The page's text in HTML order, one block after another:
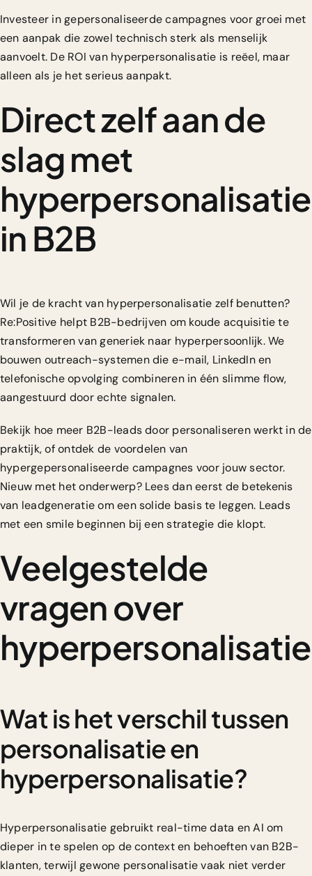
Investeer in gepersonaliseerde campagnes voor groei met
een aanpak die zowel technisch sterk als menselijk
aanvoelt. De ROI van hyperpersonalisatie is reëel, maar
alleen als je het serieus aanpakt.
Direct zelf aan de
slag met
hyperpersonalisatie
in B2B
Wil je de kracht van hyperpersonalisatie zelf benutten?
Re:Positive helpt B2B-bedrijven om koude acquisitie te
transformeren van generiek naar hyperpersoonlijk. We
bouwen outreach-systemen die e-mail, LinkedIn en
telefonische opvolging combineren in één slimme flow,
aangestuurd door echte signalen.
Bekijk hoe meer B2B-leads door personaliseren werkt in de
praktijk, of ontdek de voordelen van
hypergepersonaliseerde campagnes voor jouw sector.
Nieuw met het onderwerp? Lees dan eerst de betekenis
van leadgeneratieom een solide basis te leggen. Leads
met een smile beginnen bij een strategie die klopt.
Veelgestelde
vragen over
hyperpersonalisatie
Wat is het verschil tussen
personalisatie en
hyperpersonalisatie?
Hyperpersonalisatie gebruikt real-time data en AI om
dieper in te spelen op de context en behoeften van B2B-
klanten, terwijl gewone personalisatie vaak niet verder